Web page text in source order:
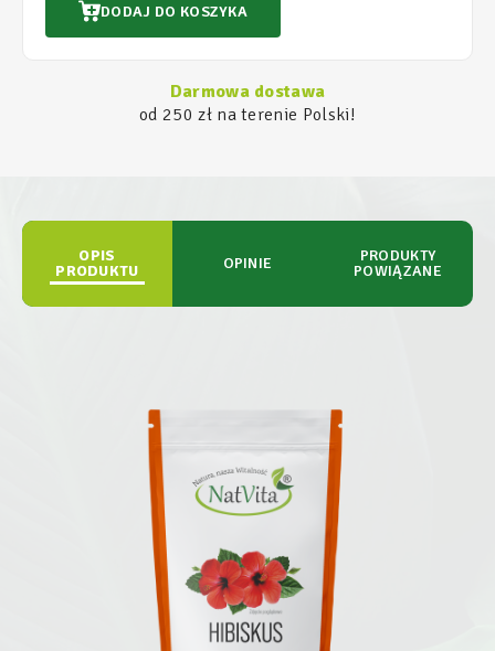
DODAJ DO KOSZYKA
Darmowa dostawa
od 250 zł na terenie Polski!
OPIS
PRODUKTU
OPINIE
PRODUKTY
POWIĄZANE